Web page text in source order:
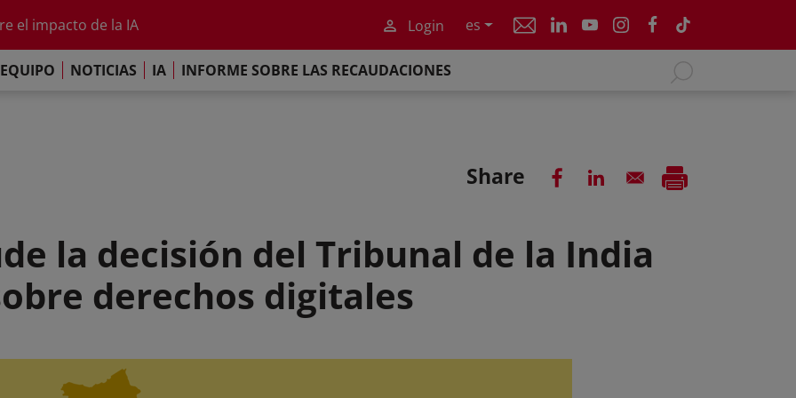
el impacto de la IA
de París
las Recaudaciones Mundiales de 2025
Login es
EQUIPO NOTICIAS IA INFORME SOBRE LAS RECAUDACIONES
Share
la decisión del Tribunal de la India
derechos digitales